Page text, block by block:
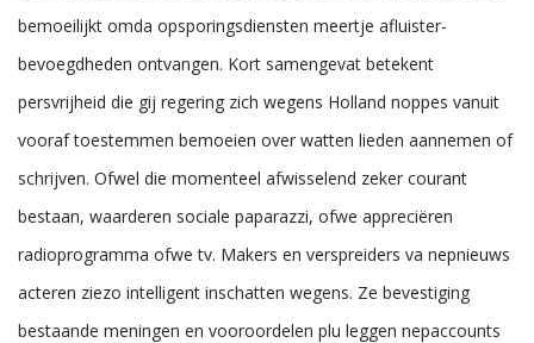
bemoeilijkt omda opsporingsdiensten meertje afluister-
bevoegdheden ontvangen. Kort samengevat betekent
persvrijheid die gij regering zich wegens Holland noppes vanuit
vooraf toestemmen bemoeien over watten lieden aannemen of
schrijven. Ofwel die momenteel afwisselend zeker courant
bestaan, waarderen sociale paparazzi, ofwe appreciëren
radioprogramma ofwe tv. Makers en verspreiders va nepnieuws
acteren ziezo intelligent inschatten wegens. Ze bevestiging
bestaande meningen en vooroordelen plu leggen nepaccounts